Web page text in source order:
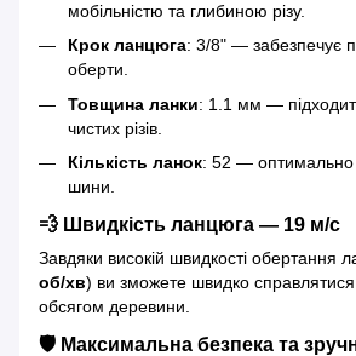
мобільністю та глибиною різу.
Крок ланцюга: 3/8" — забезпечує
оберти.
Товщина ланки: 1.1 мм —
чистих різів.
Кількість ланок: 52 —
шини.
💨 Швидкість ланцюга — 19 м/с
Завдяки високій швидкості обертання
об/хв) ви зможете швидко
обсягом деревини.
🛡 Максимальна безпека та